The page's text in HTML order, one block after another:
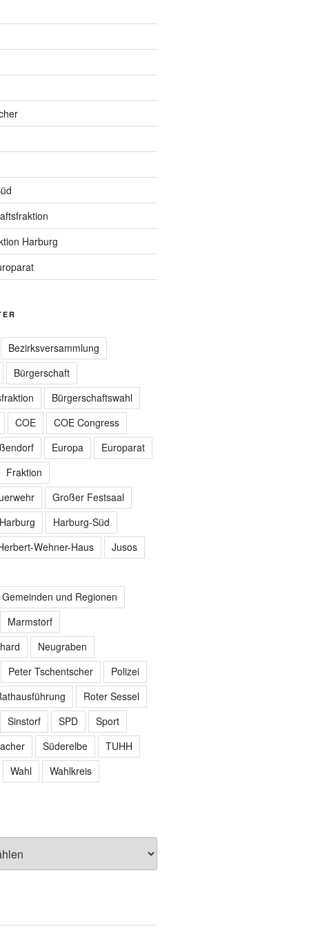
Harburg
Bezirksversammlung
Bürgerschaft
Bürgerschaftswahl
COE
COE Congress
Europa
Europarat
Fraktion
Großer Festsaal
Harburg-Süd
Wehner-Haus
Jusos
und Regionen
Marmstorf
Neugraben
Peter Tschentscher
Polizei
Roter Sessel
Sinstorf
SPD
Sport
Süderelbe
TUHH
Wahl
Wahlkreis